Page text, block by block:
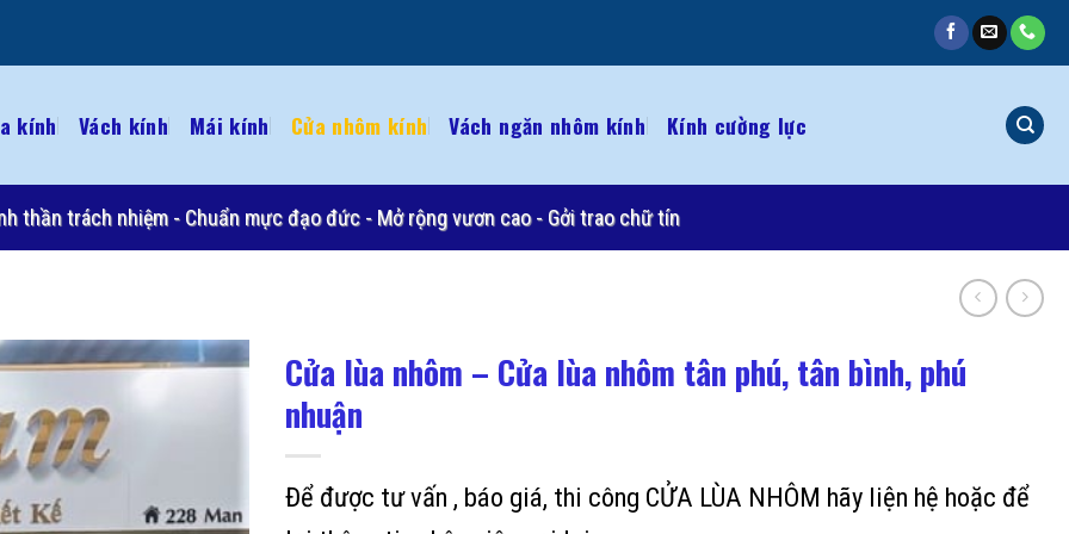
kính Vách kính Mái kính Cửa nhôm kính Vách ngăn nhôm kính Kính cường lực
thần trách nhiệm - Chuẩn mực đạo đức - Mở rộng vươn cao - Gởi trao chữ tín
Cửa lùa nhôm – Cửa lùa nhôm tân phú, tân bình, phú
nhuận
Để được tư vấn , báo giá, thi công CỬA LÙA NHÔM hãy liện hệ hoặc để